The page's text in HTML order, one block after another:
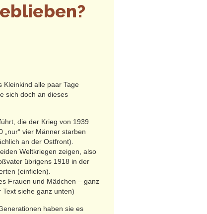
Kleinkind alle paar Tage
sich doch an dieses
die der Krieg von 1939
vier Männer starben
an der Ostfront).
Weltkriegen zeigen, also
übrigens 1918 in der
(einfielen).
Frauen und Mädchen – ganz
siehe ganz unten)
haben sie es